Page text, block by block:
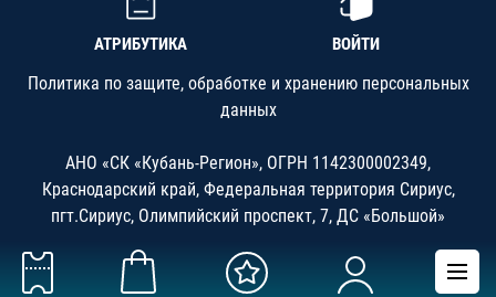
АТРИБУТИКА ВОЙТИ
Политика по защите, обработке и хранению персональных
данных
АНО «СК «Кубань-Регион», ОГРН 1142300002349,
Краснодарский край, Федеральная территория Сириус,
пгт.Сириус, Олимпийский проспект, 7, ДС «Большой»